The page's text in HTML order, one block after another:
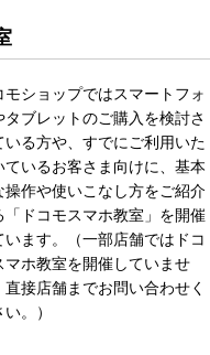
モショップではスマートフォ
タブレットのご購入を検討さ
いる方や、すでにご利用いた
ているお客さま向けに、基本
操作や使いこなし方をご紹介
「ドコモスマホ教室」を開催
います。（一部店舗ではドコ
マホ教室を開催していませ
直接店舗までお問い合わせく
。）